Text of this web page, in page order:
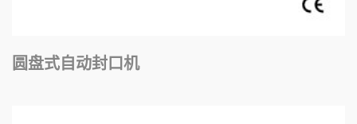
圆盘式自动封口机